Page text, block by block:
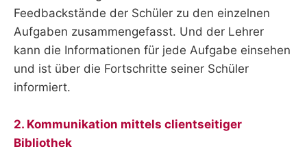
Feedbackstände der Schüler zu den einzelnen
Aufgaben zusammengefasst. Und der Lehrer
kann die Informationen für jede Aufgabe einsehen
und ist über die Fortschritte seiner Schüler
informiert.
2. Kommunikation mittels clientseitiger
Bibliothek